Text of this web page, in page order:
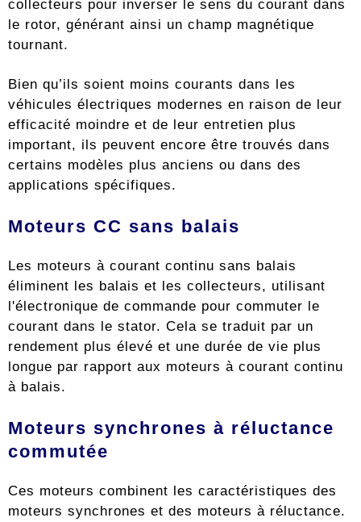
collecteurs pour inverser le sens du courant dans
le rotor, générant ainsi un champ magnétique
tournant.
Bien qu’ils soient moins courants dans les
véhicules électriques modernes en raison de leur
efficacité moindre et de leur entretien plus
important, ils peuvent encore être trouvés dans
certains modèles plus anciens ou dans des
applications spécifiques.
Moteurs CC sans balais
Les moteurs à courant continu sans balais
éliminent les balais et les collecteurs, utilisant
l'électronique de commande pour commuter le
courant dans le stator. Cela se traduit par un
rendement plus élevé et une durée de vie plus
longue par rapport aux moteurs à courant continu
à balais.
Moteurs synchrones à réluctance
commutée
Ces moteurs combinent les caractéristiques des
moteurs synchrones et des moteurs à réluctance.